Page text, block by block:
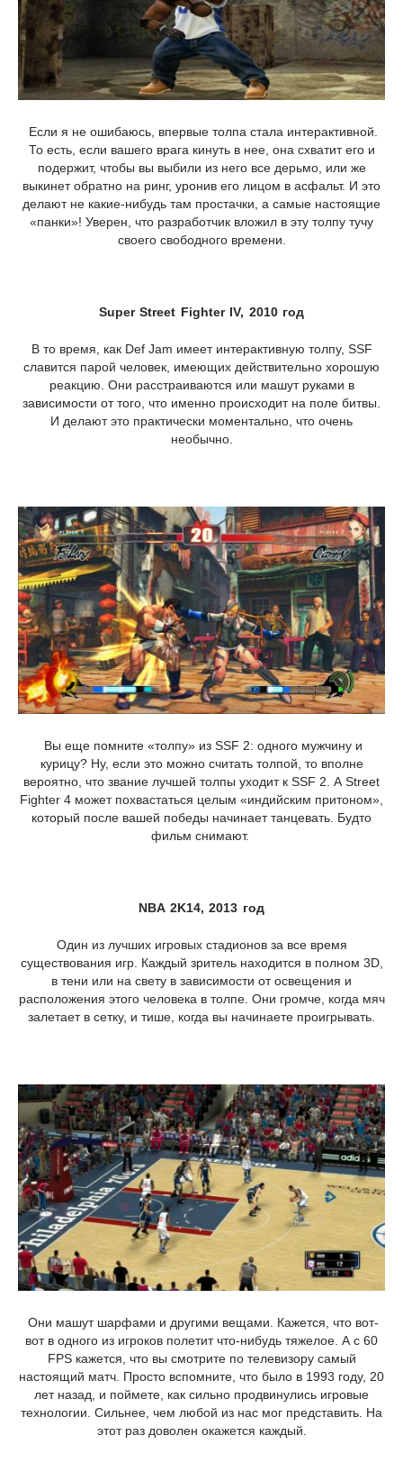
Если я не ошибаюсь, впервые толпа стала интерактивной.
То есть, если вашего врага кинуть в нее, она схватит его и
подержит, чтобы вы выбили из него все дерьмо, или же
выкинет обратно на ринг, уронив его лицом в асфальт. И это
делают не какие-нибудь там простачки, а самые настоящие
«панки»! Уверен, что разработчик вложил в эту толпу тучу
своего свободного времени.
Super Street Fighter IV, 2010 год
В то время, как Def Jam имеет интерактивную толпу, SSF
славится парой человек, имеющих действительно хорошую
реакцию. Они расстраиваются или машут руками в
зависимости от того, что именно происходит на поле битвы.
И делают это практически моментально, что очень
необычно.
Вы еще помните «толпу» из SSF 2: одного мужчину и
курицу? Ну, если это можно считать толпой, то вполне
вероятно, что звание лучшей толпы уходит к SSF 2. А Street
Fighter 4 может похвастаться целым «индийским притоном»,
который после вашей победы начинает танцевать. Будто
фильм снимают.
NBA 2K14, 2013 год
Один из лучших игровых стадионов за все время
существования игр. Каждый зритель находится в полном 3D,
в тени или на свету в зависимости от освещения и
расположения этого человека в толпе. Они громче, когда мяч
залетает в сетку, и тише, когда вы начинаете проигрывать.
Они машут шарфами и другими вещами. Кажется, что вот-
вот в одного из игроков полетит что-нибудь тяжелое. А с 60
FPS кажется, что вы смотрите по телевизору самый
настоящий матч. Просто вспомните, что было в 1993 году, 20
лет назад, и поймете, как сильно продвинулись игровые
технологии. Сильнее, чем любой из нас мог представить. На
этот раз доволен окажется каждый.